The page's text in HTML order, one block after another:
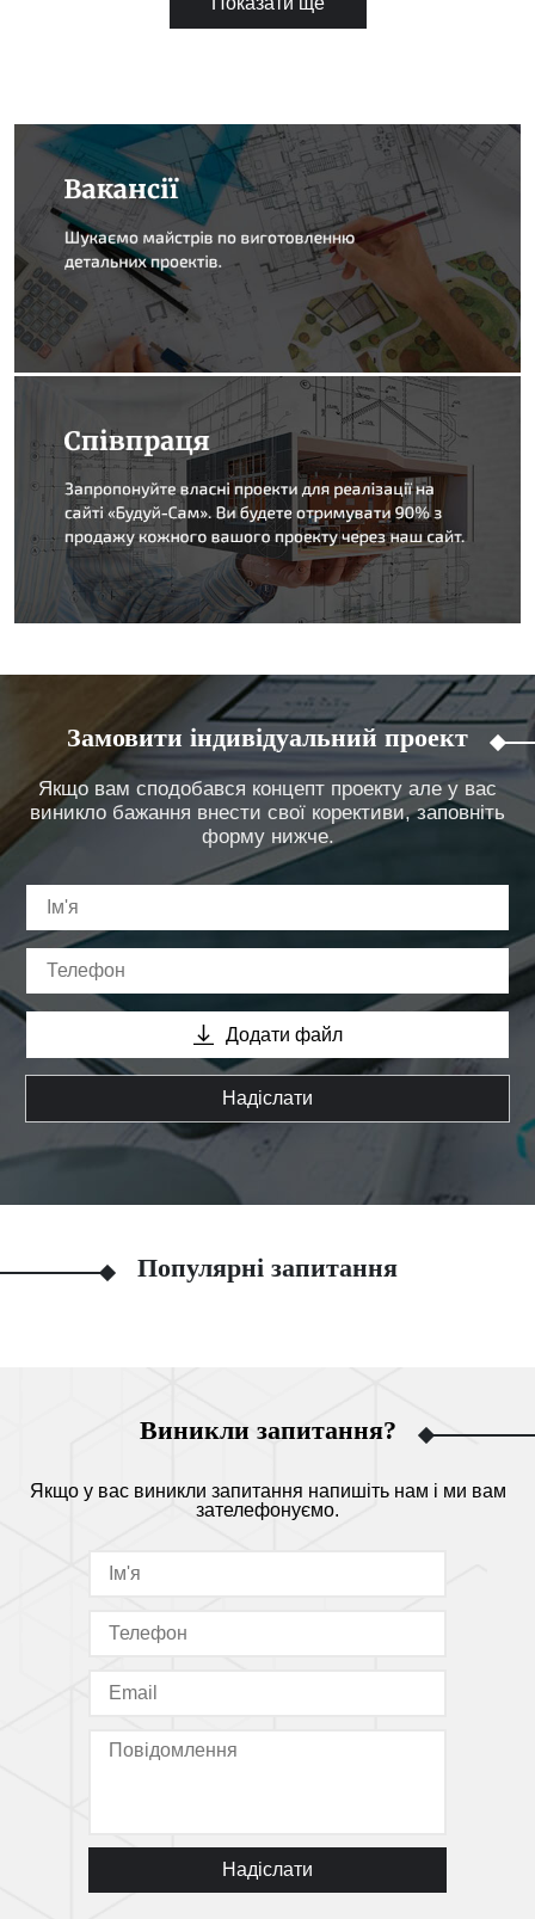
Замовити індивідуальний проект
Якщо вам сподобався концепт проекту але у вас
виникло бажання внести свої корективи, заповніть
форму нижче.
Додати файл
Надіслати
Популярні запитання
Виникли запитання?
Якщо у вас виникли запитання напишіть нам і ми вам
зателефонуємо.
Надіслати